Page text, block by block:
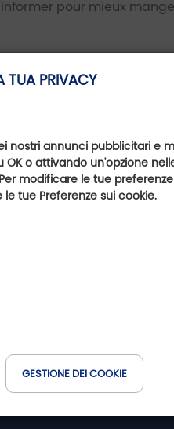
TUA PRIVACY
nostri annunci pubblicitari e
o attivando un'opzione
modificare le tue
le tue Preferenze sui cookie.
GESTIONE DEI COOKIE
pour mieux